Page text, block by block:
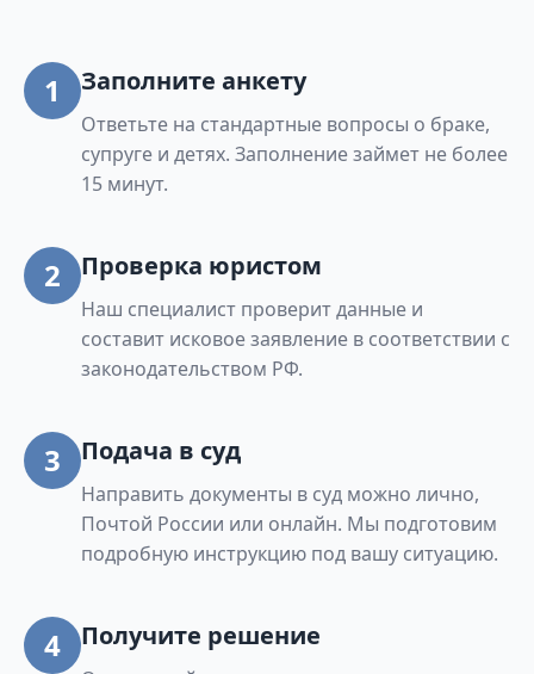
1 Заполните анкету
Ответьте на стандартные вопросы о браке,
супруге и детях. Заполнение займет не более
15 минут.
2 Проверка юристом
Наш специалист проверит данные и
составит исковое заявление в соответствии с
законодательством РФ.
3 Подача в суд
Направить документы в суд можно лично,
Почтой России или онлайн. Мы подготовим
подробную инструкцию под вашу ситуацию.
4 Получите решение